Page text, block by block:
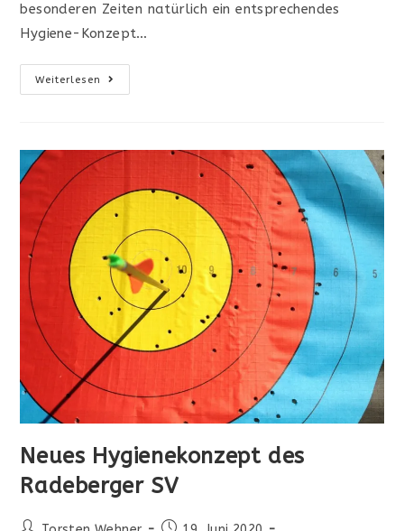
besonderen Zeiten natürlich ein entsprechendes
Hygiene-Konzept…
Weiterlesen
Jonathan
Gräfe
„Chemnitzmaster“
Nachwuchsklasse
Neues Hygienekonzept des
Radeberger SV
Beitrags- Beitrag